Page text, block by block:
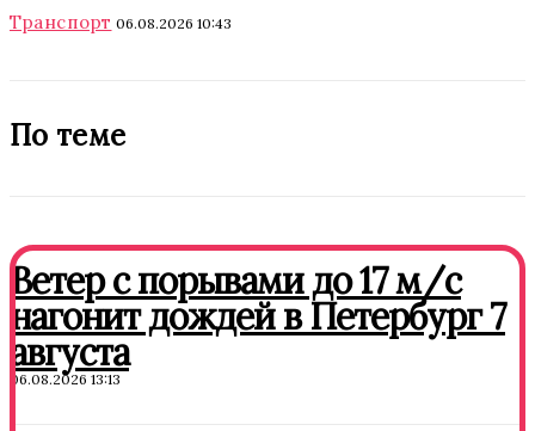
Транспорт 06.08.2026 10:43
По теме
Ветер с порывами до 17 м/с
нагонит дождей в Петербург 7
августа
06.08.2026 13:13